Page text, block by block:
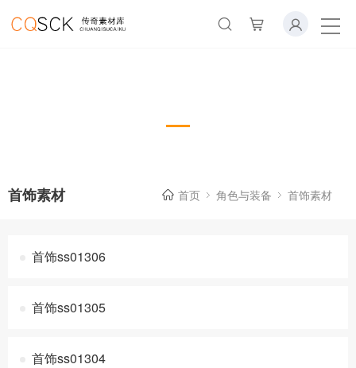
首饰素材 首页 角色与装备 首饰素材
首饰ss01306
首饰ss01305
首饰ss01304